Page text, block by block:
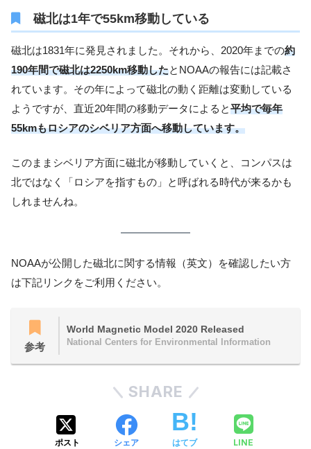
磁北は1年で55km移動している
磁北は1831年に発見されました。それから、2020年までの約
190年間で磁北は2250km移動したとNOAAの報告には記載さ
れています。その年によって磁北の動く距離は変動している
ようですが、直近20年間の移動データによると平均で毎年
55kmもロシアのシベリア方面へ移動しています。
このままシベリア方面に磁北が移動していくと、コンパスは
北ではなく「ロシアを指すもの」と呼ばれる時代が来るかも
しれませんね。
NOAAが公開した磁北に関する情報（英文）を確認したい方
は下記リンクをご利用ください。
参考
World Magnetic Model 2020 Released
National Centers for Environmental Information
SHARE
ポスト シェア はてブ LINE